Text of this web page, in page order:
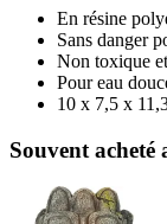
En résine
Sans danger
Non toxique
Pour eau
10 x 7,5 x
Souvent acheté